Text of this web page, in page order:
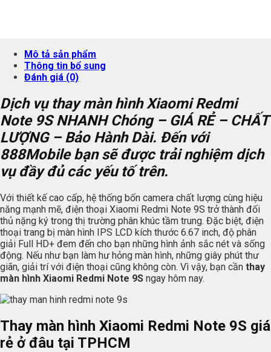
Mô tả sản phẩm
Thông tin bổ sung
Đánh giá (0)
Dịch vụ thay màn hình Xiaomi Redmi
Note 9S NHANH Chóng – GIÁ RẺ – CHẤT
LƯỢNG – Bảo Hành Dài. Đến với
888Mobile bạn sẽ được trải nghiệm dịch
vụ đầy đủ các yếu tố trên.
Với thiết kế cao cấp, hệ thống bốn camera chất lượng cùng hiệu
năng mạnh mẽ, điện thoại Xiaomi Redmi Note 9S trở thành đối
thủ nặng ký trong thị trường phân khúc tầm trung. Đặc biệt, điện
thoại trang bị màn hình IPS LCD kích thước 6.67 inch, độ phân
giải Full HD+ đem đến cho bạn những hình ảnh sắc nét và sống
động. Nếu như bạn làm hư hỏng màn hình, những giây phút thư
giãn, giải trí với điện thoại cũng không còn. Vì vậy, bạn cần thay
màn hình Xiaomi Redmi Note 9S ngay hôm nay.
Thay màn hình Xiaomi Redmi Note 9S giá
rẻ ở đâu tại TPHCM